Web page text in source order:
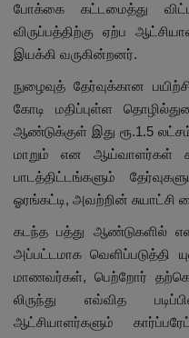
போக்கை கட்டமைத்து
விருப்பத்திற்கு ஏற்ப
இயக்கி வருகின்றனர்.
நுழைவுத் தேர்வுக்கான
கோடி மதிப்புள்ள
ஆண்டுக்குள் இது ரூ.1.5
மாறும் என ஆய்வாளர்கள்
பாடத்திட்டங்களும்
ஓரங்கட்டி, அவற்றின்
கடந்த பத்து ஆண்டுகளில்
அப்பட்டமாக வெளிப்படுத்தி
மாணவர்கள், பெற்றோர்
லிருந்து எவ்வித
ஆட்சியாளர்களும்